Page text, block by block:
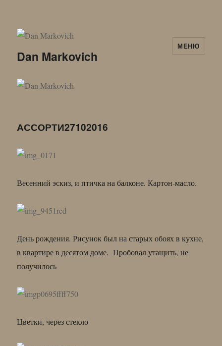
Dan Markovich
МЕНЮ
АССОРТИ27102016
Весенний эскиз, и птичка на балконе. Картон-масло.
День рождения. Рисунок был на старых обоях в кухне,
в квартире в десятом доме. Пробовал утащить, не
получилось
Цветки, через стекло